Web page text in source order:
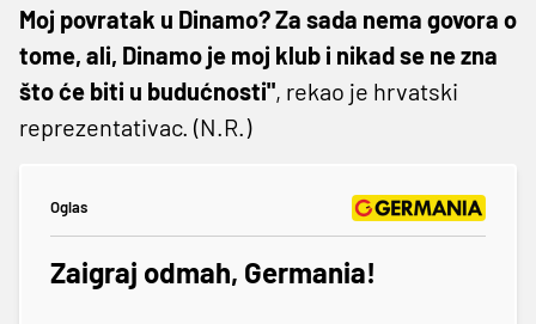
Moj povratak u Dinamo? Za sada nema govora o
tome, ali, Dinamo je moj klub i nikad se ne zna
što će biti u budućnosti", rekao je hrvatski
reprezentativac. (N.R.)
Oglas
Zaigraj odmah, Germania!